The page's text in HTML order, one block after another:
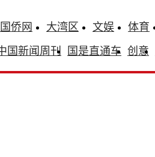
侨网 大湾区 文娱 体育
国新闻周刊 国是直通车 创意